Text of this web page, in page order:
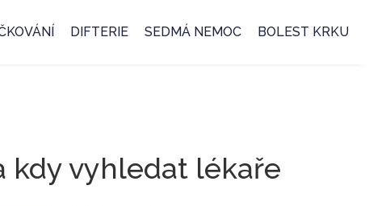
DIFTERIE SEDMÁ NEMOC BOLEST KRKU
kdy vyhledat lékaře